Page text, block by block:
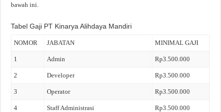
bawah ini.
Tabel Gaji PT Kinarya Alihdaya Mandiri
NOMOR JABATAN MINIMAL GAJI
1 Admin Rp3.500.000
2 Developer Rp3.500.000
3 Operator Rp3.500.000
4 Staff Administrasi Rp3.500.000